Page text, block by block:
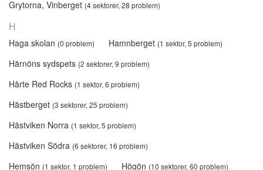
Grytorna, Vinberget (4 sektorer, 28 problem)
H
Haga skolan (0 problem) Hamnberget (1 sektor, 5 problem)
Härnöns sydspets (2 sektorer, 9 problem)
Hårte Red Rocks (1 sektor, 6 problem)
Hästberget (3 sektorer, 25 problem)
Hästviken Norra (1 sektor, 5 problem)
Hästviken Södra (6 sektorer, 16 problem)
Hemsön (1 sektor, 1 problem) Högön (10 sektorer, 60 problem)